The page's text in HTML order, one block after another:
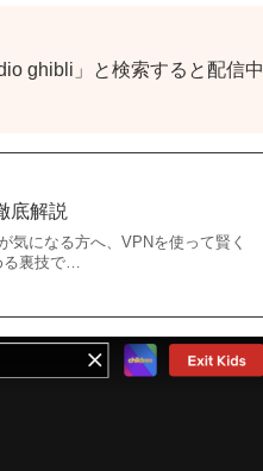
ghibli」と検索すると配信中
底解説
気になる方へ、VPNを使って賢く
裏技で…